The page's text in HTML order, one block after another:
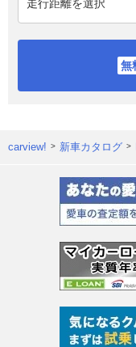
carview! 新車カタログ